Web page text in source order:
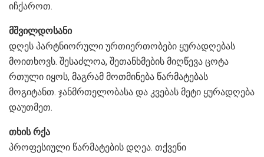
იჩქაროთ.
მშვილდოსანი
დღეს პარტნიორული ურთიერთობები ყურადღებას
მოითხოვს. შესაძლოა, შეთანხმების მიღწევა ცოტა
რთული იყოს, მაგრამ მოთმინება წარმატებას
მოგიტანთ. ჯანმრთელობასა და კვებას მეტი ყურადღება
დაუთმეთ.
თხის რქა
პროფესიული წარმატების დღეა. თქვენი